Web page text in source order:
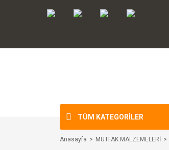
TÜM KATEGORİLER
Anasayfa MUTFAK MALZEMELERİ